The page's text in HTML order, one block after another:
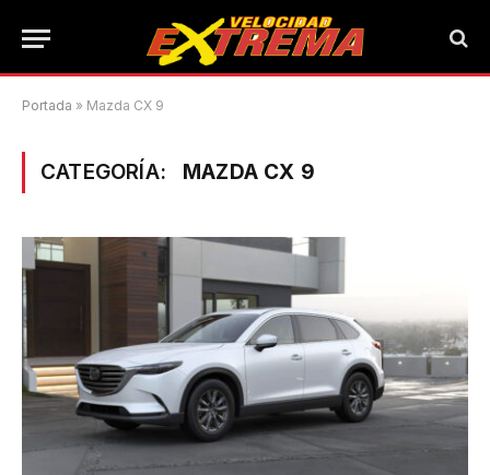
Portada » Mazda CX 9
CATEGORÍA: MAZDA CX 9